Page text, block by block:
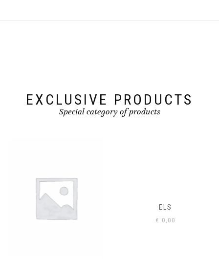
EXCLUSIVE PRODUCTS
Special category of products
ELS
€0,00